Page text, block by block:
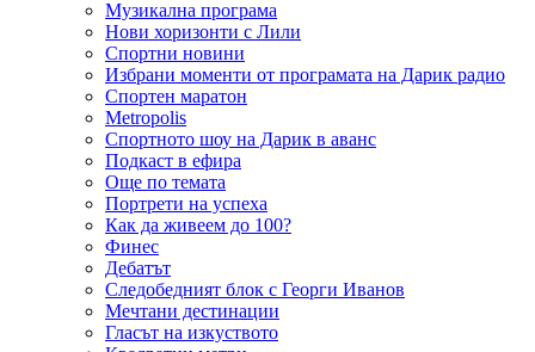
Музикална програма
Нови хоризонти с Лили
Спортни новини
Избрани моменти от програмата на Дарик радио
Спортен маратон
Metropolis
Спортното шоу на Дарик в аванс
Подкаст в ефира
Още по темата
Портрети на успеха
Как да живеем до 100?
Финес
Дебатът
Следобедният блок с Георги Иванов
Мечтани дестинации
Гласът на изкуството